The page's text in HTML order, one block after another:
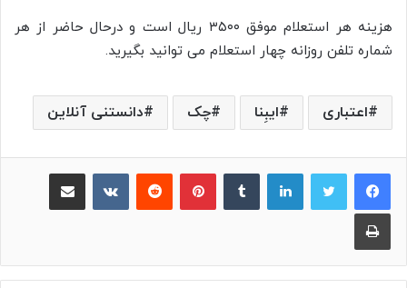
هزینه هر استعلام موفق ۳۵۰۰ ریال است و درحال حاضر از هر
شماره تلفن روزانه چهار استعلام می ‌توانید بگیرید.
اعتباری ایبِنا چک دانستنی آنلاین
لینکدین پینترست ‫رددیت
چاپ